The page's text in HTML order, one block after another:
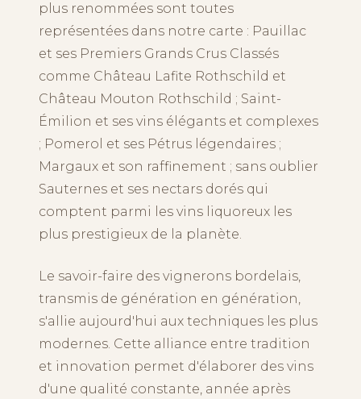
plus renommées sont toutes
représentées dans notre carte : Pauillac
et ses Premiers Grands Crus Classés
comme Château Lafite Rothschild et
Château Mouton Rothschild ; Saint-
Émilion et ses vins élégants et complexes
; Pomerol et ses Pétrus légendaires ;
Margaux et son raffinement ; sans oublier
Sauternes et ses nectars dorés qui
comptent parmi les vins liquoreux les
plus prestigieux de la planète.
Le savoir-faire des vignerons bordelais,
transmis de génération en génération,
s'allie aujourd'hui aux techniques les plus
modernes. Cette alliance entre tradition
et innovation permet d'élaborer des vins
d'une qualité constante, année après